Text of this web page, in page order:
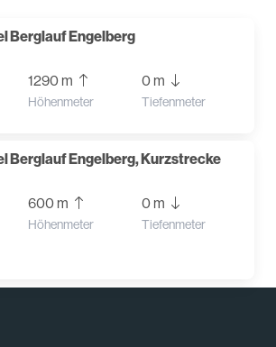
Berglauf Engelberg
1290 m
Höhenmeter
0 m
Tiefenmeter
Berglauf Engelberg, Kurzstrecke
600 m
Höhenmeter
0 m
Tiefenmeter